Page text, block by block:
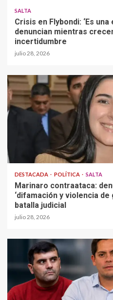
SALTA
Crisis en Flybondi: ‘Es
denuncian mientras
incertidumbre
julio 28, 2026
DESTACADA POLÍTICA SALTA
Marinaro contraataca:
‘difamación y violencia de
batalla judicial
julio 28, 2026